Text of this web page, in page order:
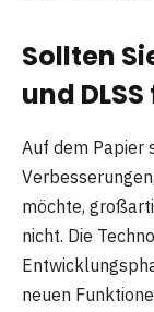
Sollten
und
Auf dem Papier
möchte,
nicht. Die
neuen